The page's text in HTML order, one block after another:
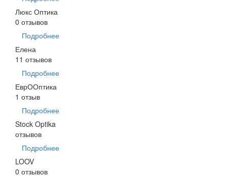
Люкс Оптика
0 отзывов
Подробнее
Елена
11 отзывов
Подробнее
ЕврООптика
1 отзыв
Подробнее
Stock Optika
отзывов
Подробнее
LOOV
0 отзывов